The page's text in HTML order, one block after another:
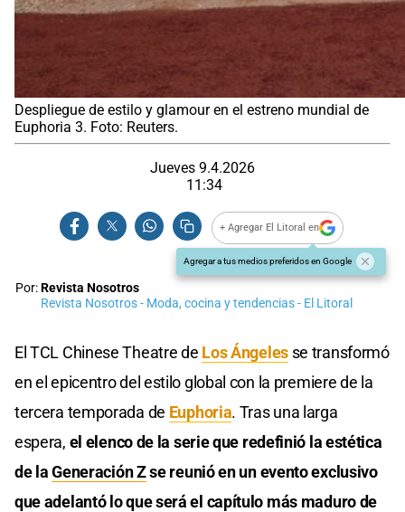
Despliegue de estilo y glamour en el estreno mundial de
Euphoria 3. Foto: Reuters.
Jueves 9.4.2026
11:34
+ Agregar El Litoral en
Agregar a tus medios preferidos en Google
Por:Revista Nosotros
Revista Nosotros - Moda, cocina y tendencias - El Litoral
El TCL Chinese Theatre de Los Ángelesse transformó
en el epicentro del estilo global con la premiere de la
tercera temporada de Euphoria. Tras una larga
espera, el elenco de la serie que redefinió la estética
de laGeneración Zse reunió en un evento exclusivo
que adelantó lo que será el capítulo más maduro de